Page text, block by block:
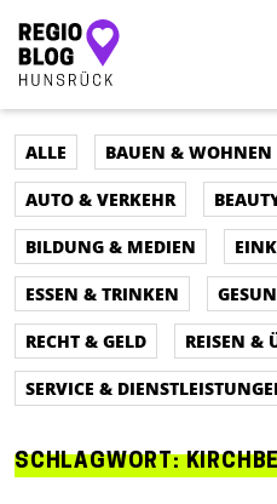
Hauptnavigation
ALLE BAUEN & WOHNEN
AUTO & VERKEHR
BILDUNG & MEDIEN
ESSEN & TRINKEN
RECHT & GELD
REISEN &
SERVICE &
SCHLAGWORT: